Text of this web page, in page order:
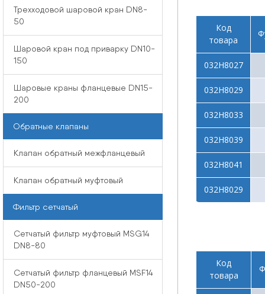
Код
товара
032Н8027
032Н8029
032Н8033
032Н8039
032Н8041
032Н8029
Код
товара
Трехходовой шаровой кран DN8-
50
Шаровой кран под приварку DN10-
150
Шаровые краны фланцевые DN15-
200
Обратные клапаны
Клапан обратный межфланцевый
Клапан обратный муфтовый
Фильтр сетчатый
Сетчатый фильтр муфтовый MSG14
DN8-80
Сетчатый фильтр фланцевый MSF14
DN50-200